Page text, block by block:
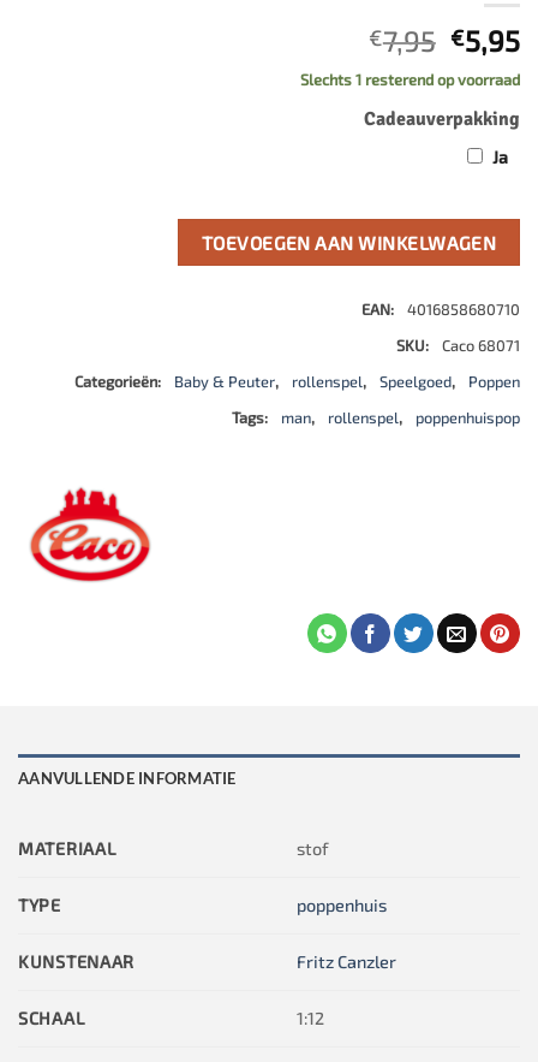
€7,95
prijs
was:
€7,95.
€5,95
Slechts 1 resterend op voorraad
Cadeauverpakking
Ja
TOEVOEGEN AAN WINKELWAGEN
EAN:
4016858680710
SKU:
Caco 68071
Categorieën:
Baby & Peuter, rollenspel, Speelgoed,
Poppen
Tags:
man, rollenspel, poppenhuispop
AANVULLENDE INFORMATIE
MATERIAAL stof
TYPE poppenhuis
KUNSTENAAR Fritz Canzler
SCHAAL 1:12